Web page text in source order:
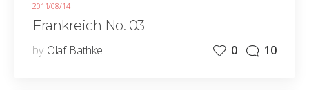
2011/08/14
Frankreich No. 03
by Olaf Bathke 0 10